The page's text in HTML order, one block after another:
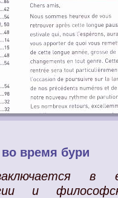
время бури
в
и